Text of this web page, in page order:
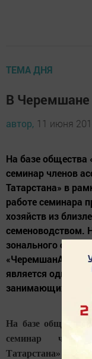
ТЕМА ДНЯ
В Черемшане
автор, 11 июня
На базе
семинар членов
Татарстана» в
работе семинара
хозяйств из
семеноводством.
зонального
«ЧеремшанАГРО».
является одним из
занимающихся...
На базе
семинар
Татарстана» в